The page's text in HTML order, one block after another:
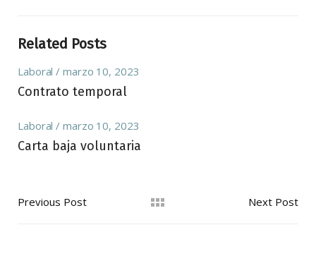
Related Posts
Laboral marzo 10, 2023
Contrato temporal
Laboral marzo 10, 2023
Carta baja voluntaria
Previous Post Next Post